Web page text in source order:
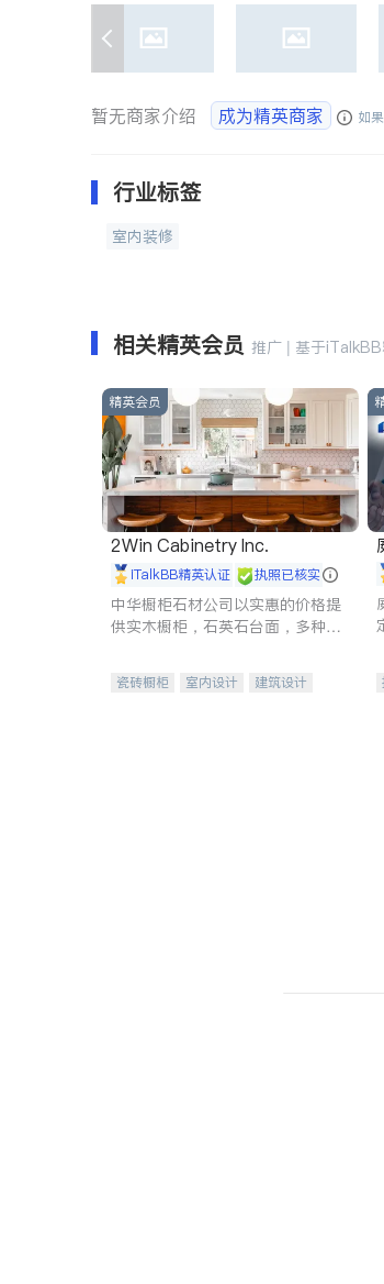
暂无商家介绍 成为精英商家 如
行业标签
室内装修
相关精英会员 推广 | 基于
精英会员
2Win Cabinetry Inc.
iTalkBB精英认证 执照已核实
中华橱柜石材公司以实惠的价格提
供实木橱柜，石英石台面，多种优
机。品质厨房，家的选择。
瓷砖橱柜 室内设计
建筑设计